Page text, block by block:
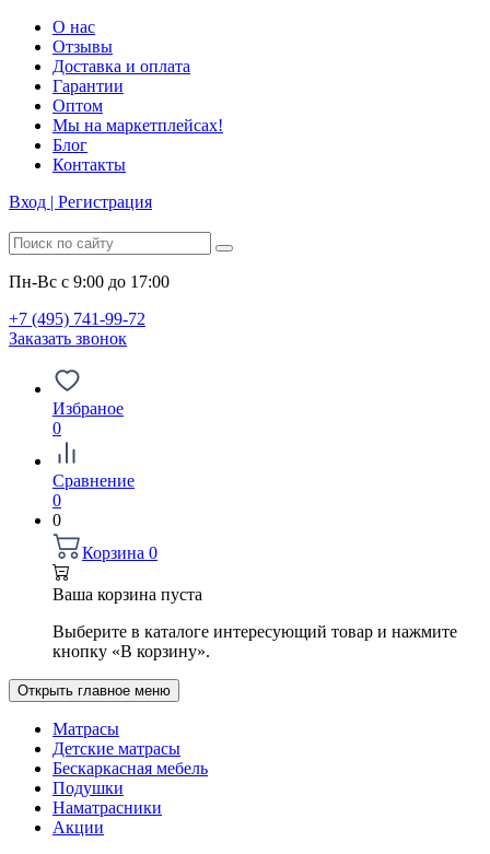
О нас
Отзывы
Доставка и оплата
Гарантии
Оптом
Мы на маркетплейсах!
Блог
Контакты
Вход | Регистрация
Пн-Вс с 9:00 до 17:00
+7 (495) 741-99-72
Заказать звонок
Избраное
0
Сравнение
0
0
Корзина 0
Ваша корзина пуста
Выберите в каталоге интересующий товар и нажмите
кнопку «В корзину».
Открыть главное меню
Матрасы
Детские матрасы
Бескаркасная мебель
Подушки
Наматрасники
Акции